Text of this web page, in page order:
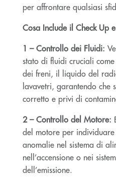
per affrontare qualsiasi
Cosa Include il Check Up
1 – Controllo dei Fluidi:
stato di fluidi cruciali
dei freni, il liquido del
lavavetri, garantendo che
corretto e privi di
2 – Controllo del Motore:
del motore per
anomalie nel sistema di
nell’accensione o nei
dell’emissione.